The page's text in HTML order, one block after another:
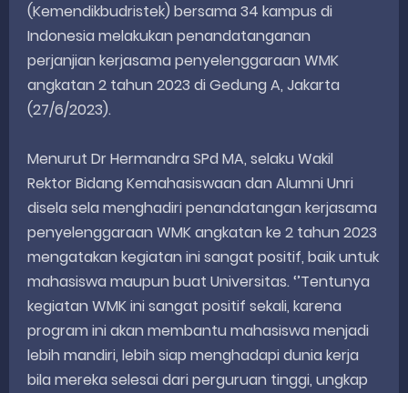
(Kemendikbudristek) bersama 34 kampus di
Indonesia melakukan penandatanganan
perjanjian kerjasama penyelenggaraan WMK
angkatan 2 tahun 2023 di Gedung A, Jakarta
(27/6/2023).
Menurut Dr Hermandra SPd MA, selaku Wakil
Rektor Bidang Kemahasiswaan dan Alumni Unri
disela sela menghadiri penandatangan kerjasama
penyelenggaraan WMK angkatan ke 2 tahun 2023
mengatakan kegiatan ini sangat positif, baik untuk
mahasiswa maupun buat Universitas. ‘’Tentunya
kegiatan WMK ini sangat positif sekali, karena
program ini akan membantu mahasiswa menjadi
lebih mandiri, lebih siap menghadapi dunia kerja
bila mereka selesai dari perguruan tinggi, ungkap